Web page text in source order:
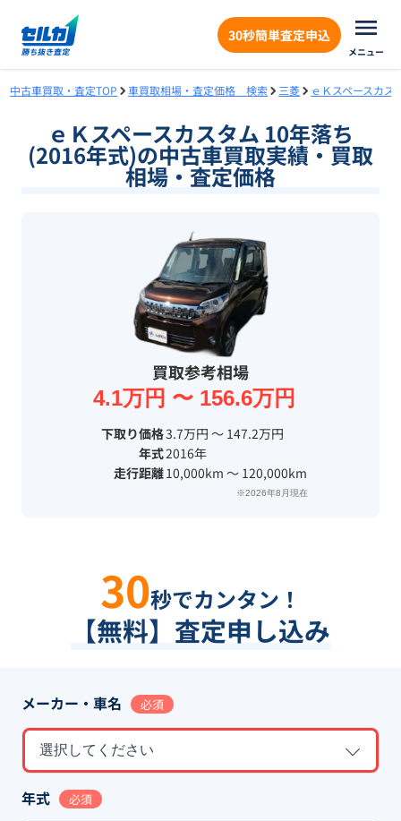
30秒簡単査定申込
メニュー
中古車買取・査定TOP 車買取相場・査定価格 検索 三菱 ｅＫスペースカス
ｅＫスペースカスタム 10年落ち
(2016年式)の中古車買取実績・買取
相場・査定価格
買取参考相場
4.1万円 〜 156.6万円
下取り価格3.7万円 〜 147.2万円
年式2016年
走行距離10,000km 〜 120,000km
※2026年8月現在
30秒でカンタン！
【無料】査定申し込み
メーカー・車名 必須
選択してください
年式 必須